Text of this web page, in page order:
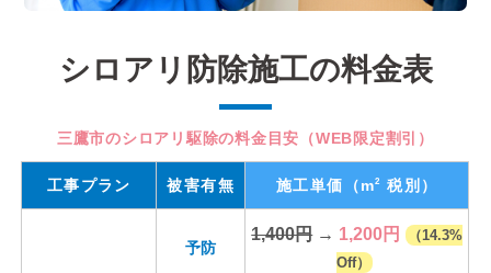
シロアリ防除施工の料金表
三鷹市のシロアリ駆除の料金目安（WEB限定割引）
工事プラン 被害有無 施工単価 （m2 税別）
予防
1,400円→ 1,200円
（14.3%
Off）